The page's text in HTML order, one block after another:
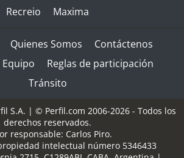
Recreio
Maxima
Quienes Somos
Contáctenos
Equipo
Reglas de participación
Tránsito
S.A. | © Perfil.com 2006-2026 - Todos los
derechos reservados.
responsable: Carlos Piro.
intelectual número 5346433